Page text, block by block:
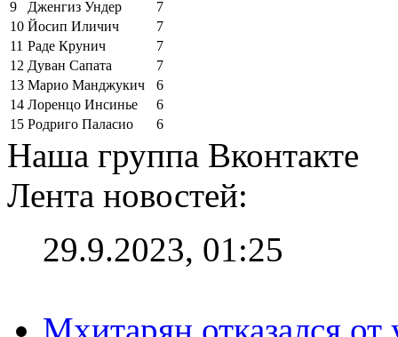
9
Дженгиз Ундер
7
10 Йосип Иличич
7
11 Раде Крунич
7
12 Дуван Сапата
7
13 Марио Манджукич
6
14 Лоренцо Инсинье
6
15 Родриго Паласио 6
Наша группа Вконтакте
Лента новостей:
29.9.2023, 01:25
Мхитарян отказался от